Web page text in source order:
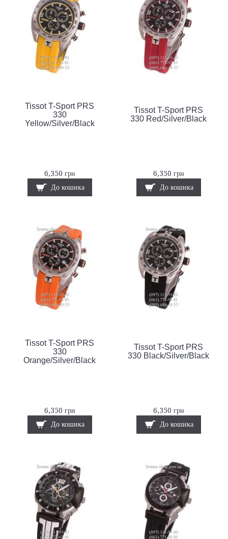
Tissot T-Sport PRS
330
Yellow/Silver/Black
6,350 грн
До кошика
Tissot T-Sport PRS
330 Red/Silver/Black
6,350 грн
До кошика
Tissot T-Sport PRS
330
Orange/Silver/Black
6,350 грн
До кошика
Tissot T-Sport PRS
330 Black/Silver/Black
6,350 грн
До кошика